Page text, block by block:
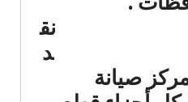
نق
د
صيانة